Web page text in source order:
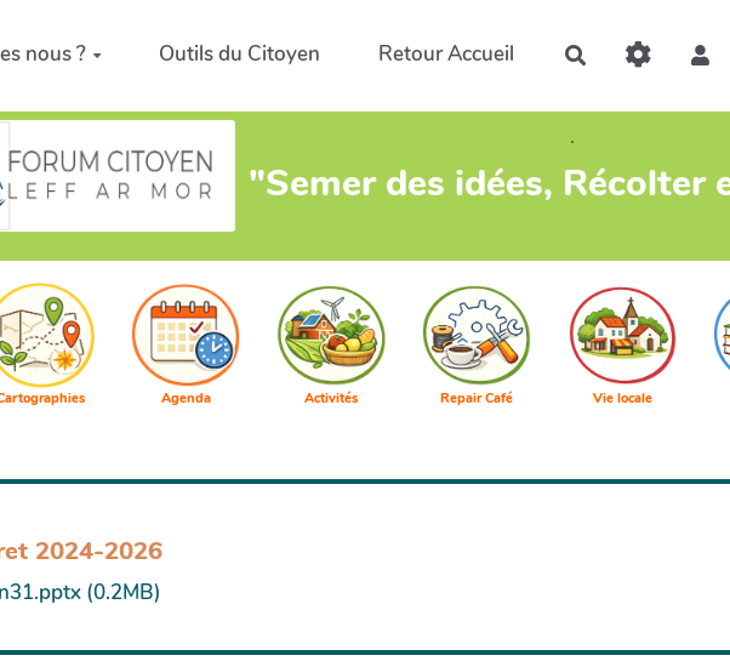
nous ?
Outils du Citoyen Retour Accueil Rechercher
.
"Semer des idées, Récolter
Agenda Activités Repair Café Vie locale
2024-2026
(0.2MB)